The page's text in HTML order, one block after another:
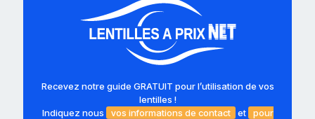
Recevez notre guide GRATUIT pour l’utilisation de vos
lentilles !
Indiquez nous
vos informations de contact et
pour